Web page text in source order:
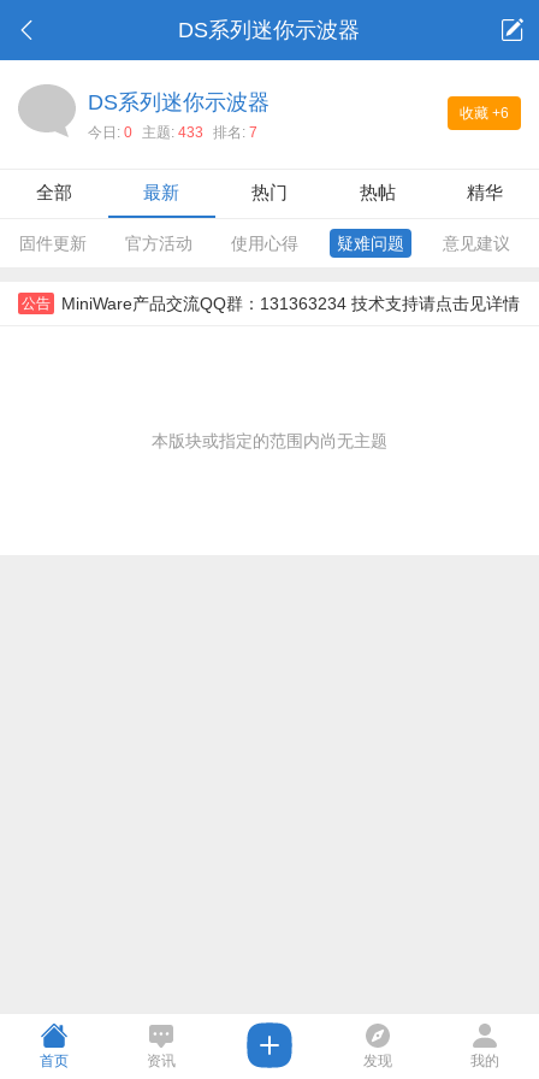
DS系列迷你示波器
收藏 +6
DS系列迷你示波器
今日: 0 主题: 433 排名: 7
全部 最新 热门 热帖 精华
固件更新 官方活动 使用心得 疑难问题 意见建议
公告 MiniWare产品交流QQ群：131363234 技术支持请点击见详情
本版块或指定的范围内尚无主题
首页 资讯 发现 我的